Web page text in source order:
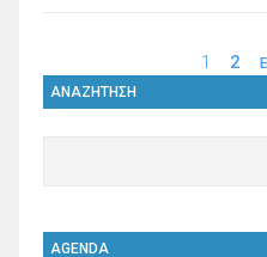
1 2
ΑΝΑΖΗΤΗΣΗ
AGENDA